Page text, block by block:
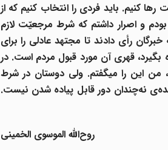
کنیم. باید فردی را انتخاب کنیم که از
و اصرار داشتم که شرط مرجعیّت لازم
رأی دادند تا مجتهد عادلی را برای
بگیرد، قهری آن مورد قبول مردم است. در
این را میگفتم. ولی دوستان در شرط
ی نهچندان دور قابل پیاده شدن نیست.
روحالله الموسوی الخمینی